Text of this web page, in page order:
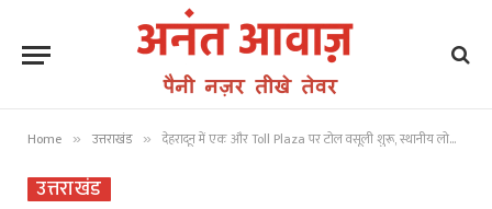
Home » उत्तराखंड » देहरादून में एक और Toll Plaza पर टोल वसूली शुरू, स्थानीय लोगों के लिए इतने रुपयों मासिक पास की सुविधा
उत्तराखंड